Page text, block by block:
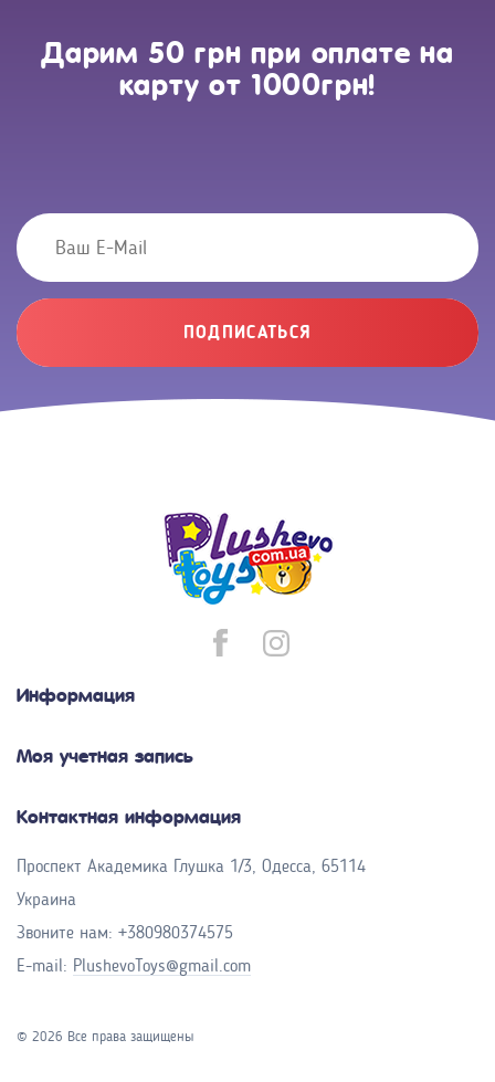
Дарим 50 грн при оплате на
карту от 1000грн!
ПОДПИСАТЬСЯ
Информация
Моя учетная запись
Контактная информация
Проспект Академика Глушка 1/3, Одесса, 65114
Украина
Звоните нам: +380980374575
E-mail: PlushevoToys@gmail.com
© 2026 Все права защищены